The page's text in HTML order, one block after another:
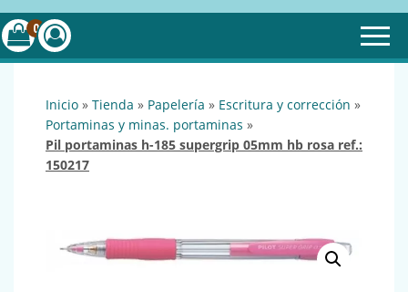
encontrar todo lo necesario
0
inicio » tienda » papelería » escritura y corrección »
portaminas y minas. portaminas »
pil portaminas h-185 supergrip 05mm hb rosa ref.:
150217